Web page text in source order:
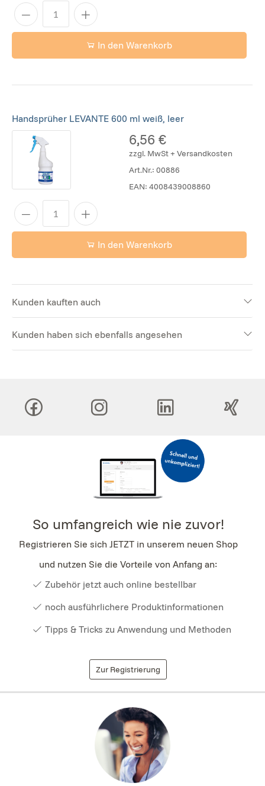
In den Warenkorb
Handsprüher LEVANTE 600 ml weiß, leer
6,56 €
zzgl. MwSt + Versandkosten
Art.Nr.:00886
EAN:4008439008860
In den Warenkorb
Kunden kauften auch
Kunden haben sich ebenfalls angesehen
So umfangreich wie nie zuvor!
Registrieren Sie sich JETZT in unserem neuen Shop
und nutzen Sie die Vorteile von Anfang an:
Zubehör jetzt auch online bestellbar
noch ausführlichere Produktinformationen
Tipps & Tricks zu Anwendung und Methoden
Zur Registrierung